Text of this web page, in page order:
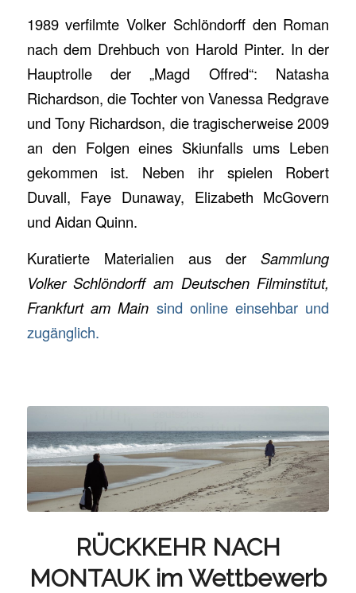
1989 verfilmte Volker Schlöndorff den Roman
nach dem Drehbuch von Harold Pinter. In der
Hauptrolle der „Magd Offred“: Natasha
Richardson, die Tochter von Vanessa Redgrave
und Tony Richardson, die tragischerweise 2009
an den Folgen eines Skiunfalls ums Leben
gekommen ist. Neben ihr spielen Robert
Duvall, Faye Dunaway, Elizabeth McGovern
und Aidan Quinn.
Kuratierte Materialien aus derSammlung
Volker Schlöndorff am Deutschen Filminstitut,
Frankfurt am Main sind online einsehbar und
zugänglich.
RÜCKKEHR NACH
MONTAUK im Wettbewerb